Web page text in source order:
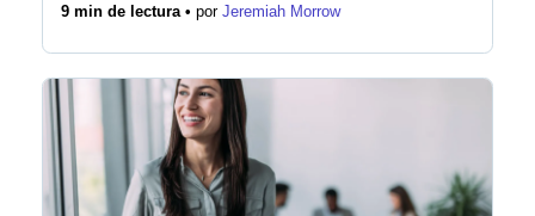
9 min de lectura • por Jeremiah Morrow